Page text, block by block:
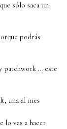
sólo saca un
podrás
patchwork … este
una al mes
lo vas a hacer